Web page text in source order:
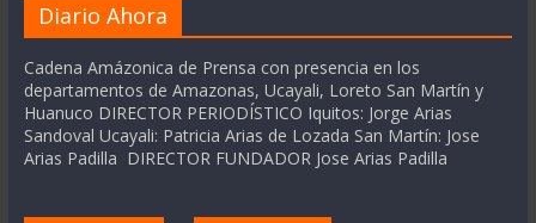
Diario Ahora
Cadena Amázonica de Prensa con presencia en los
departamentos de Amazonas, Ucayali, Loreto San Martín y
Huanuco DIRECTOR PERIODÍSTICO Iquitos: Jorge Arias
Sandoval Ucayali: Patricia Arias de Lozada San Martín: Jose
Arias Padilla DIRECTOR FUNDADOR Jose Arias Padilla